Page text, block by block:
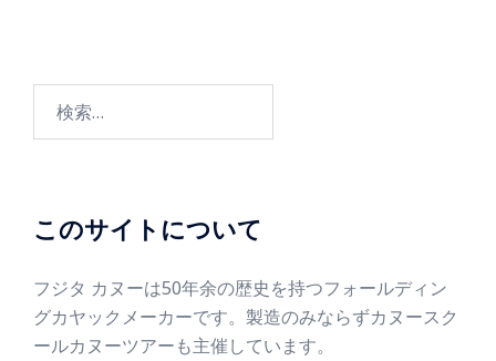
このサイトについて
フジタ カヌーは50年余の歴史を持つフォールディン
グカヤックメーカーです。製造のみならずカヌースク
ールカヌーツアーも主催しています。